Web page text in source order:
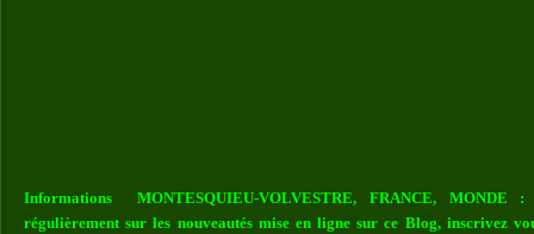
Informations MONTESQUIEU-VOLVESTRE, FRANCE, MONDE
régulièrement sur les nouveautés mise en ligne sur ce Blog, inscrivez